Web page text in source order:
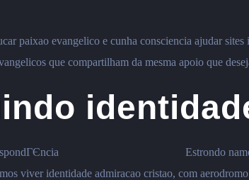
paixao evangelico e cunha consciencia ajudar
que compartilham da mesma apoio que
Estrondo
viver identidade admiracao cristao, com